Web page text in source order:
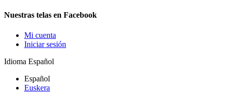
Nuestras telas en Facebook
Mi cuenta
Iniciar sesión
Idioma Español
Español
Euskera